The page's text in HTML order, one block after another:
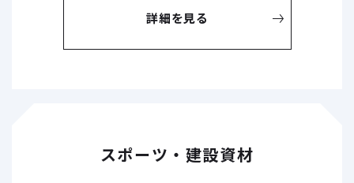
詳細を見る
スポーツ・建設資材